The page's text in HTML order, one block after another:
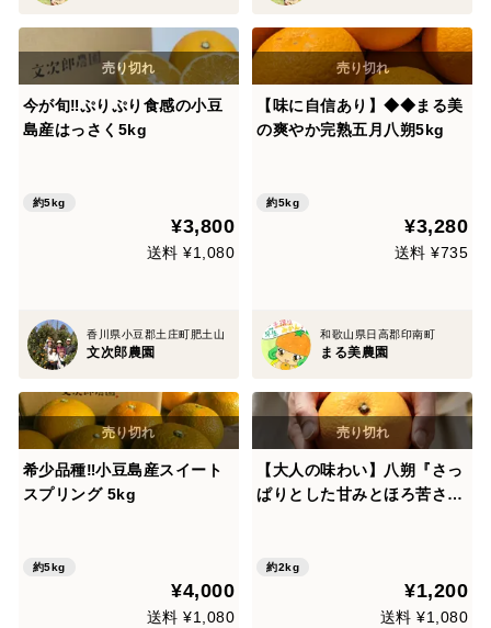
今が旬‼️ぷりぷり食感の小豆
島産はっさく5kg
約5kg
¥3,800
送料 ¥1,080
香川県小豆郡土庄町肥土山
文次郎農園
【味に自信あり】◆◆まる美
の爽やか完熟五月八朔5kg
約5kg
¥3,280
送料 ¥735
和歌山県日高郡印南町
まる美農園
希少品種‼️小豆島産スイート
スプリング 5kg
約5kg
¥4,000
送料 ¥1,080
【大人の味わい】八朔『さっ
ぱりとした甘みとほろ苦さ』
約2kg
¥1,200
送料 ¥1,080